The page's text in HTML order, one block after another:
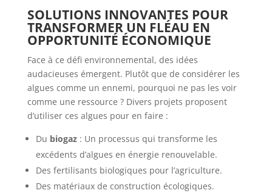
SOLUTIONS INNOVANTES POUR
TRANSFORMER UN FLÉAU EN
OPPORTUNITÉ ÉCONOMIQUE
Face à ce défi environnemental, des idées
audacieuses émergent. Plutôt que de considérer les
algues comme un ennemi, pourquoi ne pas les voir
comme une ressource ? Divers projets proposent
d’utiliser ces algues pour en faire :
Du biogaz: Un processus qui transforme les
excédents d’algues en énergie renouvelable.
Des fertilisants biologiques pour l’agriculture.
Des matériaux de construction écologiques.